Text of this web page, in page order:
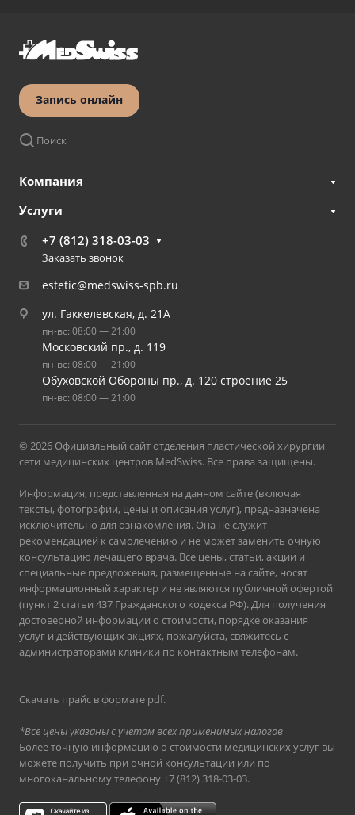
Запись онлайн
Поиск
Компания
Услуги
+7 (812) 318-03-03
Заказать звонок
estetic@medswiss-spb.ru
ул. Гаккелевская, д. 21А
пн-вс: 08:00 — 21:00
Московский пр., д. 119
пн-вс: 08:00 — 21:00
Обуховской Обороны пр., д. 120 строение 25
пн-вс: 08:00 — 21:00
© 2026 Официальный сайт отделения пластической хирургии
сети медицинских центров MedSwiss. Все права защищены.
Информация, представленная на данном сайте (включая
тексты, фотографии, цены и описания услуг), предназначена
исключительно для ознакомления. Она не служит
рекомендацией к самолечению и не может заменить очную
консультацию лечащего врача. Все цены, статьи, акции и
специальные предложения, размещенные на сайте, носят
информационный характер и не являются публичной офертой
(пункт 2 статьи 437 Гражданского кодекса РФ). Для получения
достоверной информации о стоимости, порядке оказания
услуг и действующих акциях, пожалуйста, свяжитесь с
администраторами клиники по контактным телефонам.
Скачать прайс в формате pdf.
*Все цены указаны с учетом всех применимых налогов
Более точную информацию о стоимости медицинских услуг вы
можете получить при очной консультации или по
многоканальному телефону+7 (812) 318-03-03.